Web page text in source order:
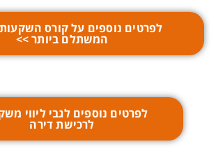
לפרטים נוספים על קורס
המשתלם ביותר >>
לפרטים נוספים לגבי ליווי
לרכישת דירה